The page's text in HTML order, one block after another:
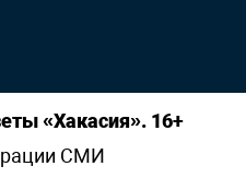
«Хакасия». 16+
СМИ